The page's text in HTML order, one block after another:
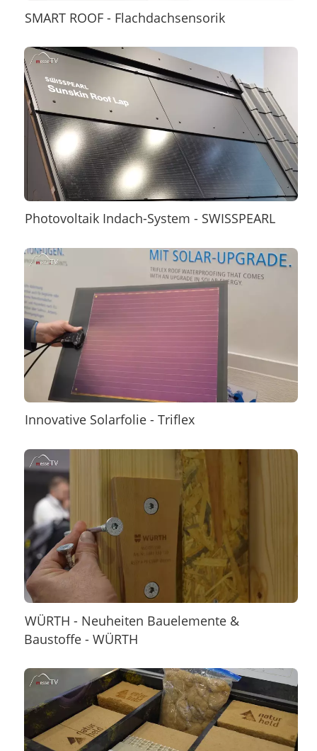
SMART ROOF - Flachdachsensorik
Photovoltaik Indach-System - SWISSPEARL
Innovative Solarfolie - Triflex
WÜRTH - Neuheiten Bauelemente &
Baustoffe - WÜRTH